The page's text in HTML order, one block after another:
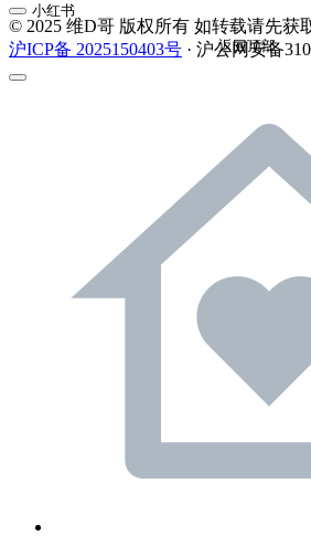
小红书
© 2025 维D哥 版权所有 如转载请先获
沪ICP备 2025150403号 · 沪公网安备
返回顶部